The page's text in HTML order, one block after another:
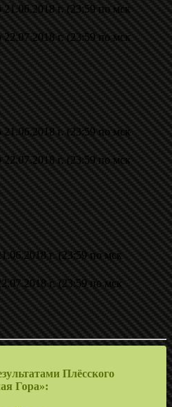
г. (23:59 по мск
г. (23:59 по мск
г. (23:59 по мск
г. (23:59 по мск
г. (23:59 по мск
г. (23:59 по мск
Плёсского
Гора»: